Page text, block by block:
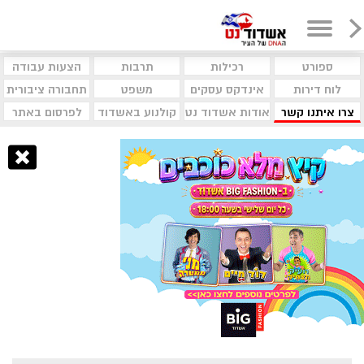
ספורט רכילות תרבות
הצעות עבודה
לוח דירות
אינדקס עסקים משפט
תחבורה ציבורית
צרו איתנו קשר
אודות אשדוד נט קולנוע באשדוד לפרסום באתר